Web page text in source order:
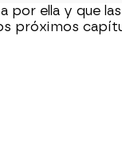
por ella y que
próximos